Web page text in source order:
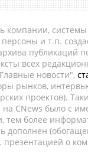
компании, системы
персоны и т.п.
публикаций
всех
новости",
рынков,
проектов).
CNews было с
тем более
дополнен
о